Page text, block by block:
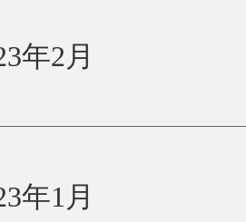
年2月
年1月